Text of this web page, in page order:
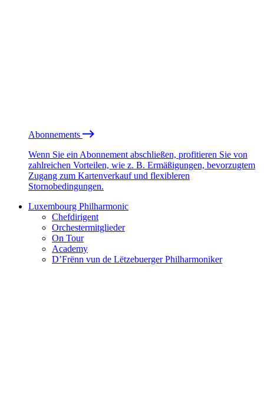
Abonnements
Wenn Sie ein Abonnement abschließen, profitieren Sie von
zahlreichen Vorteilen, wie z. B. Ermäßigungen, bevorzugtem
Zugang zum Kartenverkauf und flexibleren
Stornobedingungen.
Luxembourg Philharmonic
Chefdirigent
Orchestermitglieder
On Tour
Academy
D’Frënn vun de Lëtzebuerger Philharmoniker